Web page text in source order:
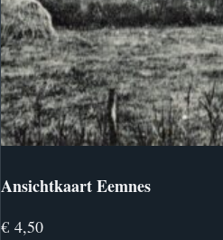
Ansichtkaart Eemnes
€ 4,50